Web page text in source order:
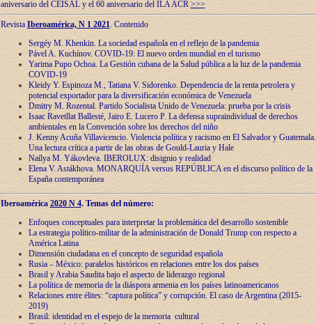
aniversario del CEISAL y el 60 aniversario del ILA ACR >>>
Revista Iberoamérica, N 1 2021. Contenido
Sergéy M. Khenkin. La sociedad española en el reflejo de la pandemia
Pável A. Kuchínov. COVID-19: El nuevo orden mundial en el turismo
Yarima Pupo Ochoa. La Gestión cubana de la Salud pública a la luz de la pandemia
COVID-19
Kleidy Y. Espinoza M., Tatiana V. Sidorenko. Dependencia de la renta petrolera y
potencial exportador para la diversificación económica de Venezuela
Dmitry M. Rozental. Partido Socialista Unido de Venezuela: prueba por la crisis
Isaac Ravetllat Ballesté, Jairo E. Lucero P. La defensa supraindividual de derechos
ambientales en la Convención sobre los derechos del niño
J. Kenny Acuña Villavicencio. Violencia política y racismo en El Salvador y Guatemala.
Una lectura crítica a partir de las obras de Gould-Lauria y Hale
Naílya M. Yákovleva. IBEROLUX: disignio y realidad
Elena V. Astákhova. MONARQUÍA versus REPÚBLICA en el discurso político de la
España contemporánea
Iberoamérica 2020 N 4. Temas del número:
Enfoques conceptuales para interpretar la problemática del desarrollo sostenible
La estrategia político-militar de la administración de Donald Trump con respecto a
América Latina
Dimensión ciudadana en el concepto de seguridad española
Rusia – México: paralelos históricos en relaciones entre los dos países
Brasil y Arabia Saudita bajo el aspecto de liderazgo regional
La política de memoria de la diáspora armenia en los países latinoamericanos
Relaciones entre élites: “captura política” y corrupción. El caso de Argentina (2015-
2019)
Brasil: identidad en el espejo de la memoria cultural